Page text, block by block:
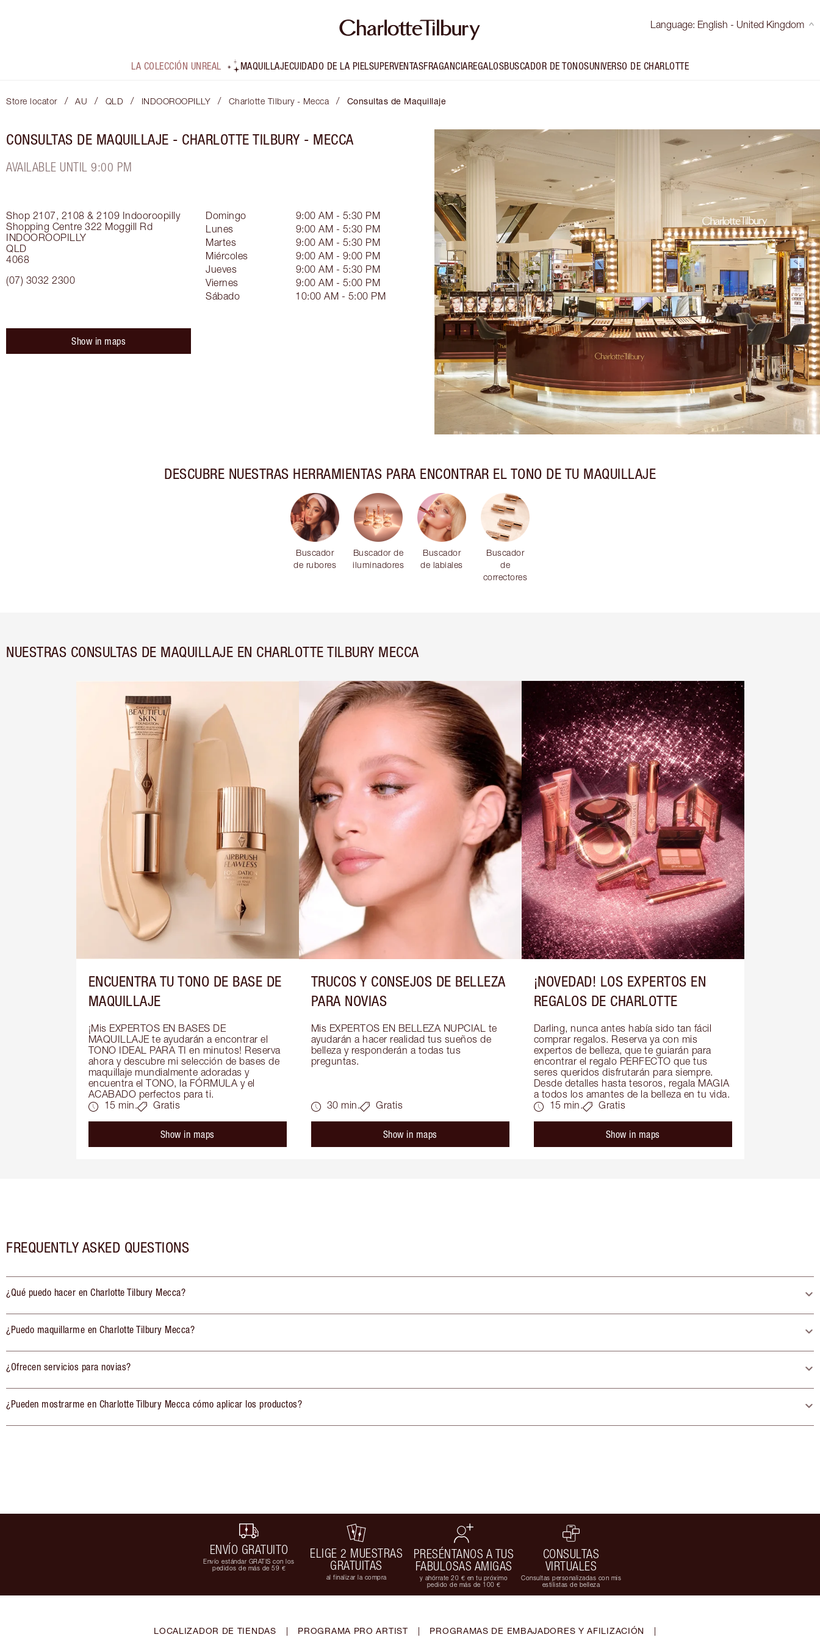
Language: English - United Kingdom
LA COLECCIÓN UNREAL MAQUILLAJECUIDADO DE LA PIELSUPERVENTASFRAGANCIAREGALOSBUSCADOR DE TONOSUNIVERSO DE CHARLOTTE
Store locator / AU / QLD / INDOOROOPILLY / Charlotte Tilbury - Mecca / Consultas de Maquillaje
CONSULTAS DE MAQUILLAJE - CHARLOTTE TILBURY - MECCA
AVAILABLE UNTIL 9:00 PM
Shop 2107, 2108 & 2109 Indooroopilly
Shopping Centre 322 Moggill Rd
INDOOROOPILLY
QLD
4068
(07) 3032 2300
Domingo
9:00 AM - 5:30 PM
Lunes
9:00 AM - 5:30 PM
Martes
9:00 AM - 5:30 PM
Miércoles
9:00 AM - 9:00 PM
Jueves
9:00 AM - 5:30 PM
Viernes
9:00 AM - 5:00 PM
Sábado
10:00 AM - 5:00 PM
Show in maps
DESCUBRE NUESTRAS HERRAMIENTAS PARA ENCONTRAR EL TONO DE TU MAQUILLAJE
Buscador
de rubores
Buscador de
iluminadores
Buscador
de labiales
Buscador
de
correctores
NUESTRAS CONSULTAS DE MAQUILLAJE EN CHARLOTTE TILBURY MECCA
ENCUENTRA TU TONO DE BASE DE
MAQUILLAJE
¡Mis EXPERTOS EN BASES DE
MAQUILLAJE te ayudarán a encontrar el
TONO IDEAL PARA TI en minutos! Reserva
ahora y descubre mi selección de bases de
maquillaje mundialmente adoradas y
encuentra el TONO, la FÓRMULA y el
ACABADO perfectos para ti.
15 min.
Gratis
Show in maps
TRUCOS Y CONSEJOS DE BELLEZA
PARA NOVIAS
Mis EXPERTOS EN BELLEZA NUPCIAL te
ayudarán a hacer realidad tus sueños de
belleza y responderán a todas tus
preguntas.
30 min. Gratis
Show in maps
¡NOVEDAD! LOS EXPERTOS EN
REGALOS DE CHARLOTTE
Darling, nunca antes había sido tan fácil
comprar regalos. Reserva ya con mis
expertos de belleza, que te guiarán para
encontrar el regalo PERFECTO que tus
seres queridos disfrutarán para siempre.
Desde detalles hasta tesoros, regala MAGIA
a todos los amantes de la belleza en tu vida.
15 min.
Gratis
Show in maps
FREQUENTLY ASKED QUESTIONS
¿Qué puedo hacer en Charlotte Tilbury Mecca?
¿Puedo maquillarme en Charlotte Tilbury Mecca?
¿Ofrecen servicios para novias?
¿Pueden mostrarme en Charlotte Tilbury Mecca cómo aplicar los productos?
ENVÍO GRATUITO
Envío estándar GRATIS con los
pedidos de más de 59 €
ELIGE 2 MUESTRAS
GRATUITAS
al finalizar la compra
PRESÉNTANOS A TUS
FABULOSAS AMIGAS
y ahórrate 20 € en tu próximo
pedido de más de 100 €
CONSULTAS
VIRTUALES
Consultas personalizadas con mis
estilistas de belleza
LOCALIZADOR DE TIENDAS | PROGRAMA PRO ARTIST | PROGRAMAS DE EMBAJADORES Y AFILIZACIÓN |